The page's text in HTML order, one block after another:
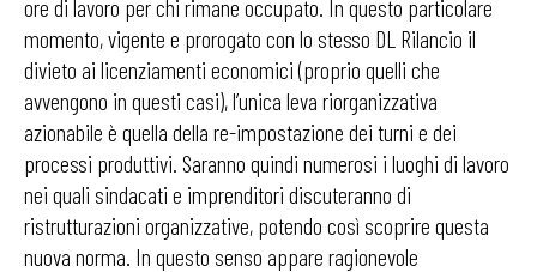
ore di lavoro per chi rimane occupato. In questo particolare
momento, vigente e prorogato con lo stesso DL Rilancio il
divieto ai licenziamenti economici (proprio quelli che
avvengono in questi casi), l’unica leva riorganizzativa
azionabile è quella della re-impostazione dei turni e dei
processi produttivi. Saranno quindi numerosi i luoghi di lavoro
nei quali sindacati e imprenditori discuteranno di
ristrutturazioni organizzative, potendo così scoprire questa
nuova norma. In questo senso appare ragionevole